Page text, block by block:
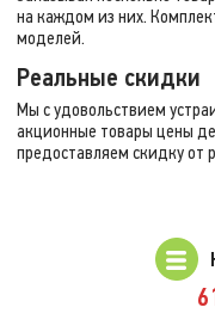
на каждом из них.
моделей.
Реальные скидки
Мы с удовольствием
акционные товары цены
предоставляем скидку от